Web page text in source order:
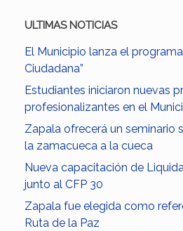
ULTIMAS NOTICIAS
El Municipio lanza el
Ciudadana”
Estudiantes iniciaron nuevas
profesionalizantes en el
Zapala ofrecerá un seminario
la zamacueca a la cueca
Nueva capacitación de
junto al CFP 30
Zapala fue elegida como
Ruta de la Paz